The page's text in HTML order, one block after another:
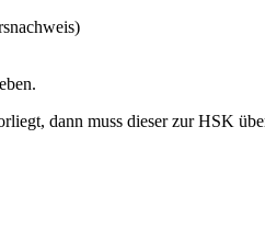
dann muss dieser zur HSK